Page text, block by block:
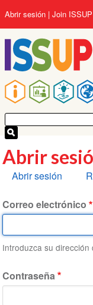
al
contenido
principal
Main
navigation
User
account
menu
Abrir sesión Join ISSUP
Abrir
Solapas
Abrir sesión
Correo electrónico
Introduzca su
Contraseña